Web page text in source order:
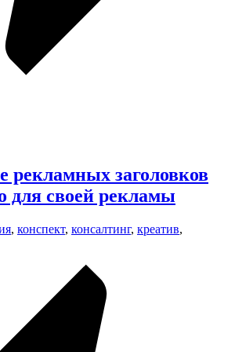
рекламных заголовков
для своей рекламы
, конспект, консалтинг, креатив,